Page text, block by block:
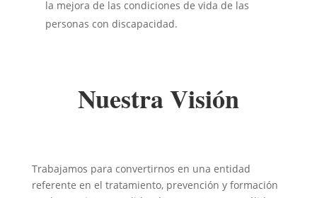
la mejora de las condiciones de vida de las
personas con discapacidad.
Nuestra Visión
Trabajamos para convertirnos en una entidad
referente en el tratamiento, prevención y formación